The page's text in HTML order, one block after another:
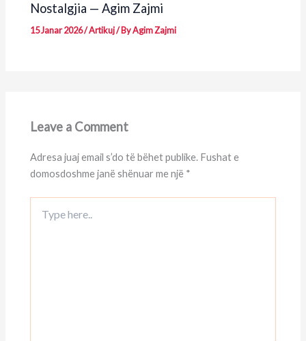
Nostalgjia — Agim Zajmi
15 Janar 2026/Artikuj/ ByAgim Zajmi
Leave a Comment
Adresa juaj email s’do të bëhet publike. Fushat e
domosdoshme janë shënuar me një *
here..